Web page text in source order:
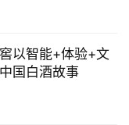
改革质效，推动市场
四大板块一体推…
以智能+体验+文
国白酒故事